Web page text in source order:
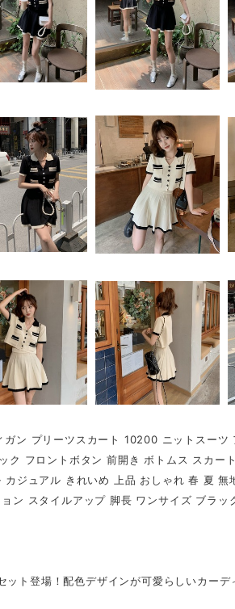
ン プリーツスカート 10200 ニットスー
ク フロントボタン 前開き ボトムス スカー
カジュアル きれいめ 上品 おしゃれ 春 夏
ン スタイルアップ 脚長 ワンサイズ ブラッ
ト登場！配色デザインが可愛らしいカー